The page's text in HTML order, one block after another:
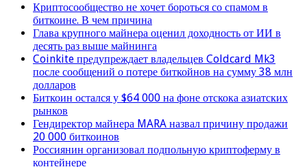
Криптосообщество не хочет бороться со спамом в
биткоине. В чем причина
Глава крупного майнера оценил доходность от ИИ в
десять раз выше майнинга
Coinkite предупреждает владельцев Coldcard Mk3
после сообщений о потере биткойнов на сумму 38 млн
долларов
Биткоин остался у $64 000 на фоне отскока азиатских
рынков
Гендиректор майнера MARA назвал причину продажи
20 000 биткоинов
Россиянин организовал подпольную криптоферму в
контейнере